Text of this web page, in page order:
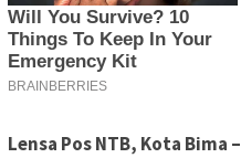
Lensa Pos NTB, Kota Bima –